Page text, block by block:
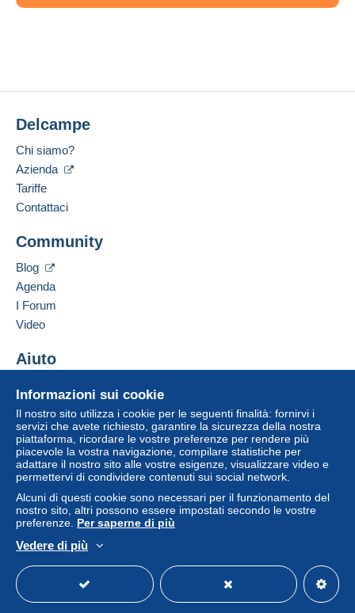
Informazioni sui cookie
Il nostro sito utilizza i cookie per le seguenti finalità: fornirvi i
servizi che avete richiesto, garantire la sicurezza della nostra
piattaforma, ricordare le vostre preferenze per rendere più
piacevole la vostra navigazione, compilare statistiche per
adattare il nostro sito alle vostre esigenze, visualizzare video e
permettervi di condividere contenuti sui social network.
Alcuni di questi cookie sono necessari per il funzionamento del
nostro sito, altri possono essere impostati secondo le vostre
preferenze. Per saperne di più
Vedere di più
Delcampe
Chi siamo?
Azienda
Tariffe
Contattaci
Community
Blog
Agenda
I Forum
Video
Aiuto
Acquistare su Delcampe
Vendere su Delcampe
Un sito sicuro